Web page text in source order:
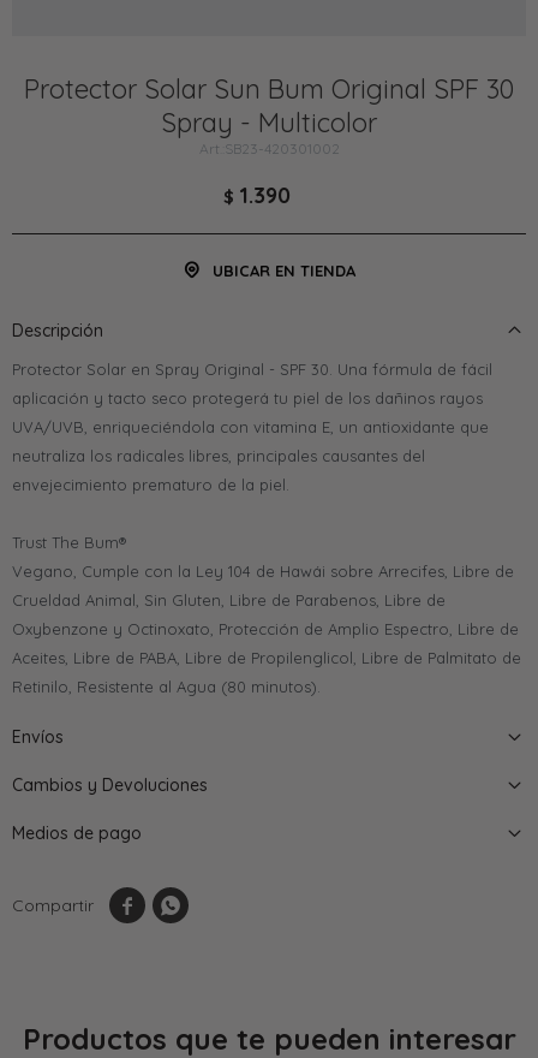
Protector Solar Sun Bum Original SPF 30
Spray - Multicolor
SB23-420301002
$ 1.390
UBICAR EN TIENDA
Descripción
Protector Solar en Spray Original - SPF 30. Una fórmula de fácil
aplicación y tacto seco protegerá tu piel de los dañinos rayos
UVA/UVB, enriqueciéndola con vitamina E, un antioxidante que
neutraliza los radicales libres, principales causantes del
envejecimiento prematuro de la piel.
Trust The Bum®
Vegano, Cumple con la Ley 104 de Hawái sobre Arrecifes, Libre de
Crueldad Animal, Sin Gluten, Libre de Parabenos, Libre de
Oxybenzone y Octinoxato, Protección de Amplio Espectro, Libre de
Aceites, Libre de PABA, Libre de Propilenglicol, Libre de Palmitato de
Retinilo, Resistente al Agua (80 minutos).
Envíos
Cambios y Devoluciones
Medios de pago
 
Productos que te pueden interesar